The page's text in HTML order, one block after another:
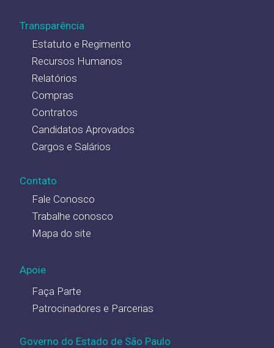
Transparência
Estatuto e Regimento
Recursos Humanos
Relatórios
Compras
Contratos
Candidatos Aprovados
Cargos e Salários
Contato
Fale Conosco
Trabalhe conosco
Mapa do site
Apoie
Faça Parte
Patrocinadores e Parcerias
Governo do Estado de São Paulo